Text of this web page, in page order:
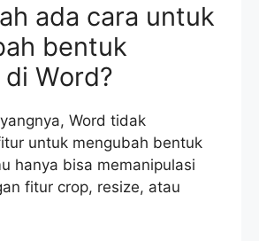
ada cara untuk
bentuk
Word?
Word tidak
untuk mengubah bentuk
hanya bisa memanipulasi
fitur crop, resize, atau